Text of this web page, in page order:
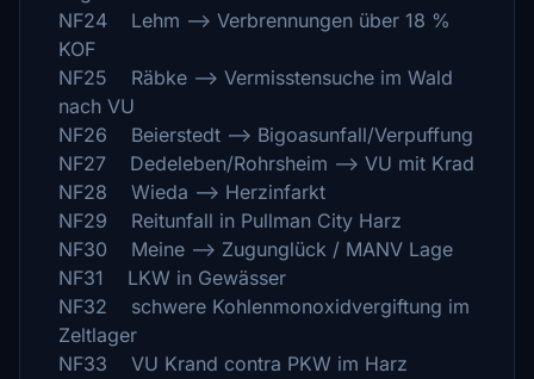
NF24 Lehm --> Verbrennungen über 18 %
KOF
NF25 Räbke --> Vermisstensuche im Wald
nach VU
NF26 Beierstedt --> Bigoasunfall/Verpuffung
NF27 Dedeleben/Rohrsheim --> VU mit Krad
NF28 Wieda --> Herzinfarkt
NF29 Reitunfall in Pullman City Harz
NF30 Meine --> Zugunglück / MANV Lage
NF31 LKW in Gewässer
NF32 schwere Kohlenmonoxidvergiftung im
Zeltlager
NF33 VU Krand contra PKW im Harz